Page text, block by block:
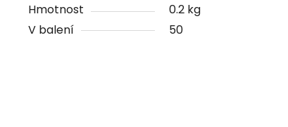
Hmotnost
0.2 kg
V balení
50